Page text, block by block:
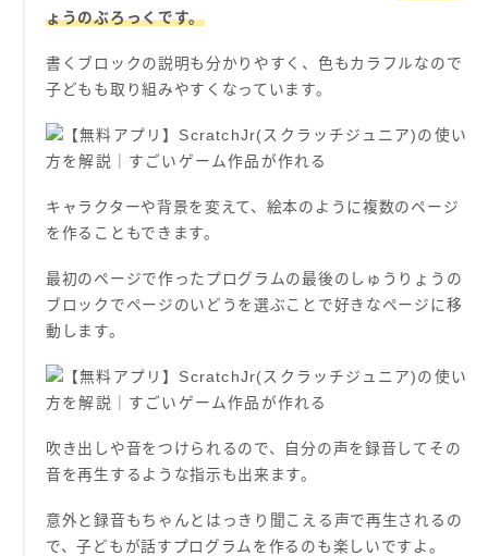
ょうのぶろっくです。
書くブロックの説明も分かりやすく、色もカラフルなので
子どもも取り組みやすくなっています。
キャラクターや背景を変えて、絵本のように複数のページ
を作ることもできます。
最初のページで作ったプログラムの最後のしゅうりょうの
ブロックでページのいどうを選ぶことで好きなページに移
動します。
吹き出しや音をつけられるので、自分の声を録音してその
音を再生するような指示も出来ます。
意外と録音もちゃんとはっきり聞こえる声で再生されるの
で、子どもが話すプログラムを作るのも楽しいですよ。